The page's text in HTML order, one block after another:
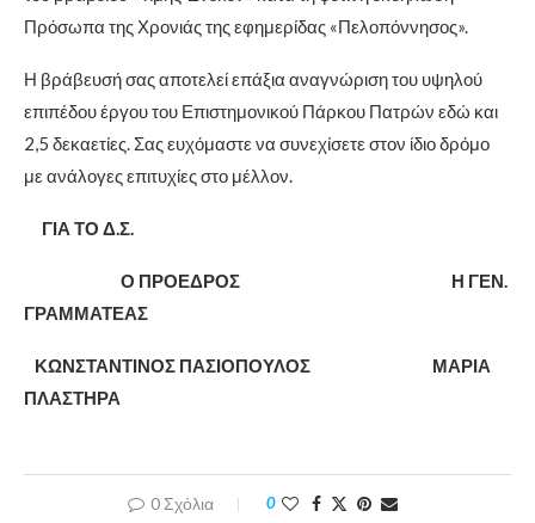
Πρόσωπα της Χρονιάς της εφημερίδας «Πελοπόννησος».
Η βράβευσή σας αποτελεί επάξια αναγνώριση του υψηλού
επιπέδου έργου του Επιστημονικού Πάρκου Πατρών εδώ και
2,5 δεκαετίες. Σας ευχόμαστε να συνεχίσετε στον ίδιο δρόμο
με ανάλογες επιτυχίες στο μέλλον.
ΓΙΑ ΤΟ Δ.Σ.
Ο ΠΡΟΕΔΡΟΣ Η ΓΕΝ.
ΓΡΑΜΜΑΤΕΑΣ
ΚΩΝΣΤΑΝΤΙΝΟΣ ΠΑΣΙΟΠΟΥΛΟΣ ΜΑΡΙΑ
ΠΛΑΣΤΗΡΑ
0 Σχόλια 0